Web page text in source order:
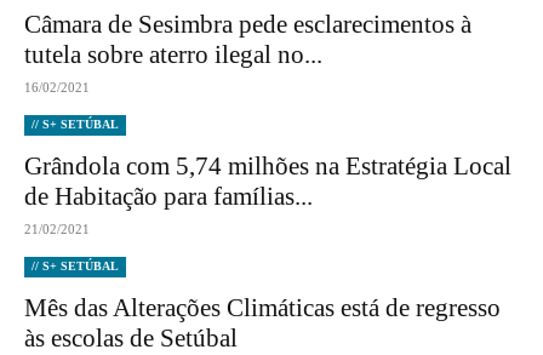
Câmara de Sesimbra pede esclarecimentos à
tutela sobre aterro ilegal no...
16/02/2021
// S+ SETÚBAL
Grândola com 5,74 milhões na Estratégia Local
de Habitação para famílias...
21/02/2021
// S+ SETÚBAL
Mês das Alterações Climáticas está de regresso
às escolas de Setúbal